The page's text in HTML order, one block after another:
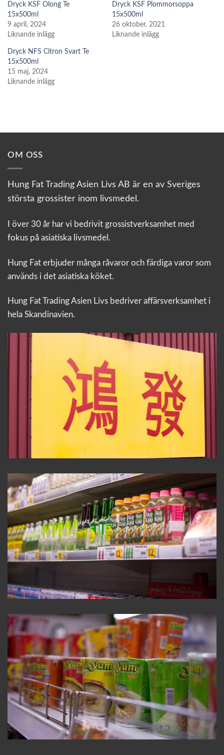
Dryck KSF Olong Te
15x500ml
9 april, 2024
Liknande inlägg
Dryck KSF Plommorsoppa
15x500ml
26 oktober, 2021
Liknande inlägg
Dryck NFS Citron Svart Te
15x500ml
15 maj, 2024
Liknande inlägg
OM OSS
Hung Fat Trading Asien Livs AB är en av Sveriges
största grossister inom livsmedel.
I över 30 år har vi bedrivit grossistverksamhet med
fokus på asiatiska livsmedel.
Hung Fat erbjuder många råvaror och färdiga varor som
används i det asiatiska köket.
Hung Fat Trading Asien Livs bedriver affärsverksamhet i
hela Skandinavien.